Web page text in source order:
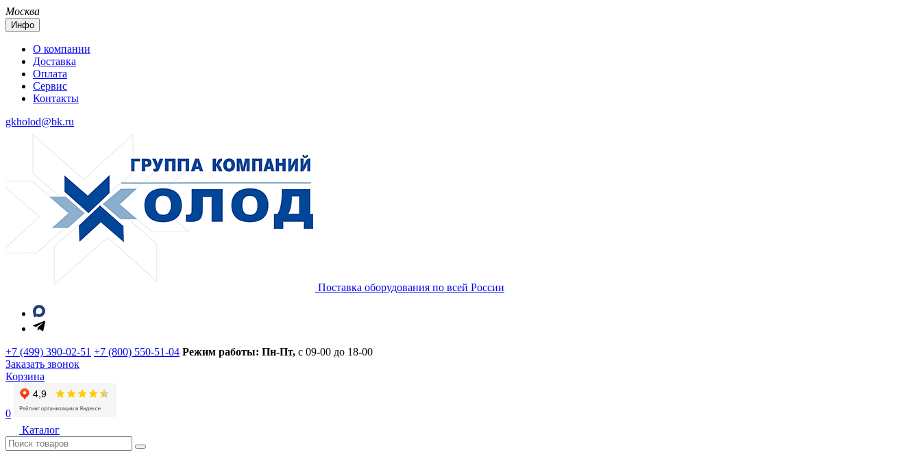
Москва
Инфо
О компании
Доставка
Оплата
Сервис
Контакты
gkholod@bk.ru
Поставка оборудования по всей России
+7 (499) 390-02-51 +7 (800) 550-51-04 Режим работы: Пн-Пт, с 09-00 до 18-00
Заказать звонок
Корзина
0
Каталог